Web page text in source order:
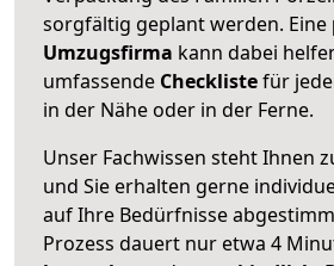
sorgfältig geplant werden. Eine
Umzugsfirma kann dabei
umfassende Checklistefür
in der Nähe oder in der Ferne.
Unser Fachwissen steht Ihnen
und Sie erhalten gerne
auf Ihre Bedürfnisse
Prozess dauert nur etwa 4